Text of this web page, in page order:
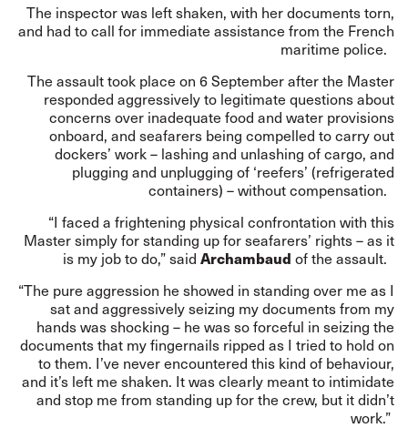
The inspector was left shaken, with her documents torn,
and had to call for immediate assistance from the French
maritime police.
The assault took place on 6 September after the Master
responded aggressively to legitimate questions about
concerns over inadequate food and water provisions
onboard, and seafarers being compelled to carry out
dockers’ work – lashing and unlashing of cargo, and
plugging and unplugging of ‘reefers’ (refrigerated
containers) – without compensation.
“I faced a frightening physical confrontation with this
Master simply for standing up for seafarers’ rights – as it
is my job to do,” said Archambaud of the assault.
“The pure aggression he showed in standing over me as I
sat and aggressively seizing my documents from my
hands was shocking – he was so forceful in seizing the
documents that my fingernails ripped as I tried to hold on
to them. I’ve never encountered this kind of behaviour,
and it’s left me shaken. It was clearly meant to intimidate
and stop me from standing up for the crew, but it didn’t
work.”